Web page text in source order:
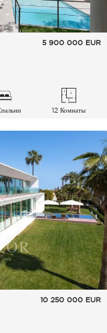
5 900 000 EUR
12 Комнаты
10 250 000 EUR